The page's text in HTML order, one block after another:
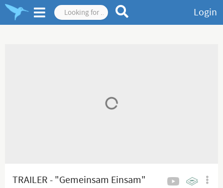
Login
TRAILER - "Gemeinsam Einsam"